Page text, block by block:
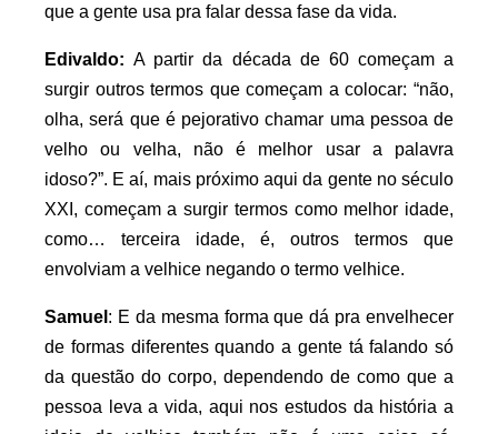
que a gente usa pra falar dessa fase da vida.
Edivaldo:A partir da década de 60 começam a
surgir outros termos que começam a colocar: “não,
olha, será que é pejorativo chamar uma pessoa de
velho ou velha, não é melhor usar a palavra
idoso?”. E aí, mais próximo aqui da gente no século
XXI, começam a surgir termos como melhor idade,
como… terceira idade, é, outros termos que
envolviam a velhice negando o termo velhice.
Samuel : E da mesma forma que dá pra envelhecer
de formas diferentes quando a gente tá falando só
da questão do corpo, dependendo de como que a
pessoa leva a vida, aqui nos estudos da história a